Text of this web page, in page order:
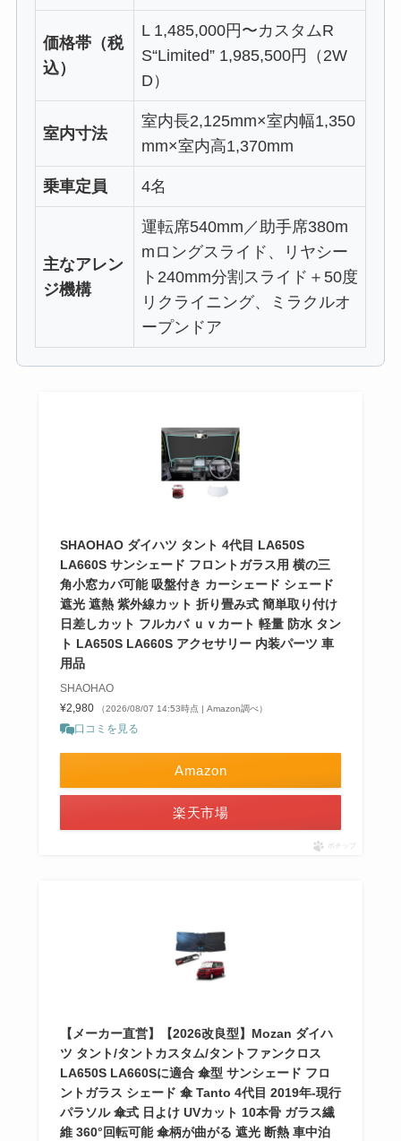
価格帯（税
込）
L 1,485,000円〜カスタムR
S“Limited” 1,985,500円（2W
D）
室内寸法
室内長2,125mm×室内幅1,350
mm×室内高1,370mm
乗車定員 4名
主なアレン
ジ機構
運転席540mm／助手席380m
mロングスライド、リヤシー
ト240mm分割スライド＋50度
リクライニング、ミラクルオ
ープンドア
SHAOHAO ダイハツ タント 4代目 LA650S
LA660S サンシェード フロントガラス用 横の三
角小窓カバ可能 吸盤付き カーシェード シェード
遮光 遮熱 紫外線カット 折り畳み式 簡単取り付け
日差しカット フルカバ ｕｖカート 軽量 防水 タン
ト LA650S LA660S アクセサリー 内装パーツ 車
用品
SHAOHAO
¥2,980
（2026/08/07 14:53時点 | Amazon調べ）
口コミを見る
Amazon
楽天市場
ポチップ
【メーカー直営】【2026改良型】Mozan ダイハ
ツ タント/タントカスタム/タントファンクロス
LA650S LA660Sに適合 傘型 サンシェード フロ
ントガラス シェード 傘 Tanto 4代目 2019年-現行
パラソル 傘式 日よけ UVカット 10本骨 ガラス繊
維 360°回転可能 傘柄が曲がる 遮光 断熱 車中泊